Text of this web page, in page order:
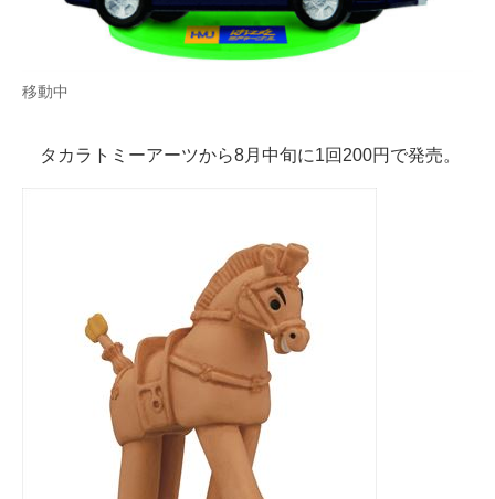
移動中
タカラトミーアーツから8月中旬に1回200円で発売。